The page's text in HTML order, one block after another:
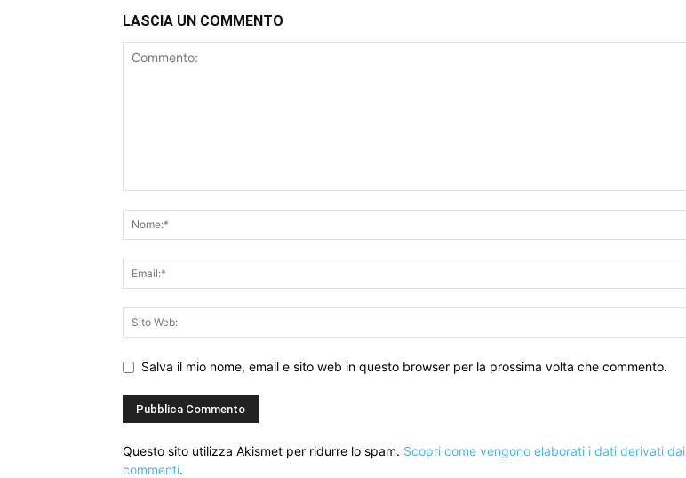
LASCIA UN COMMENTO
Salva il mio nome, email e sito web in questo browser per la prossima volta che commento.
Questo sito utilizza Akismet per ridurre lo spam. Scopri come vengono elaborati i dati derivati dai
commenti.